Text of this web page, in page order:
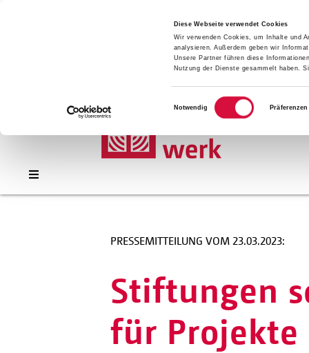
Diese Webseite verwendet Cookies
Wir verwenden Cookies, um Inhalte und
analysieren. Außerdem geben wir
Unsere Partner führen diese
Nutzung der Dienste gesammelt haben.
Einwilligungsauswahl
Notwendig
Präferenzen
PRESSEMITTEILUNG VOM 23.03.2023:
Stiftungen
für Projekte